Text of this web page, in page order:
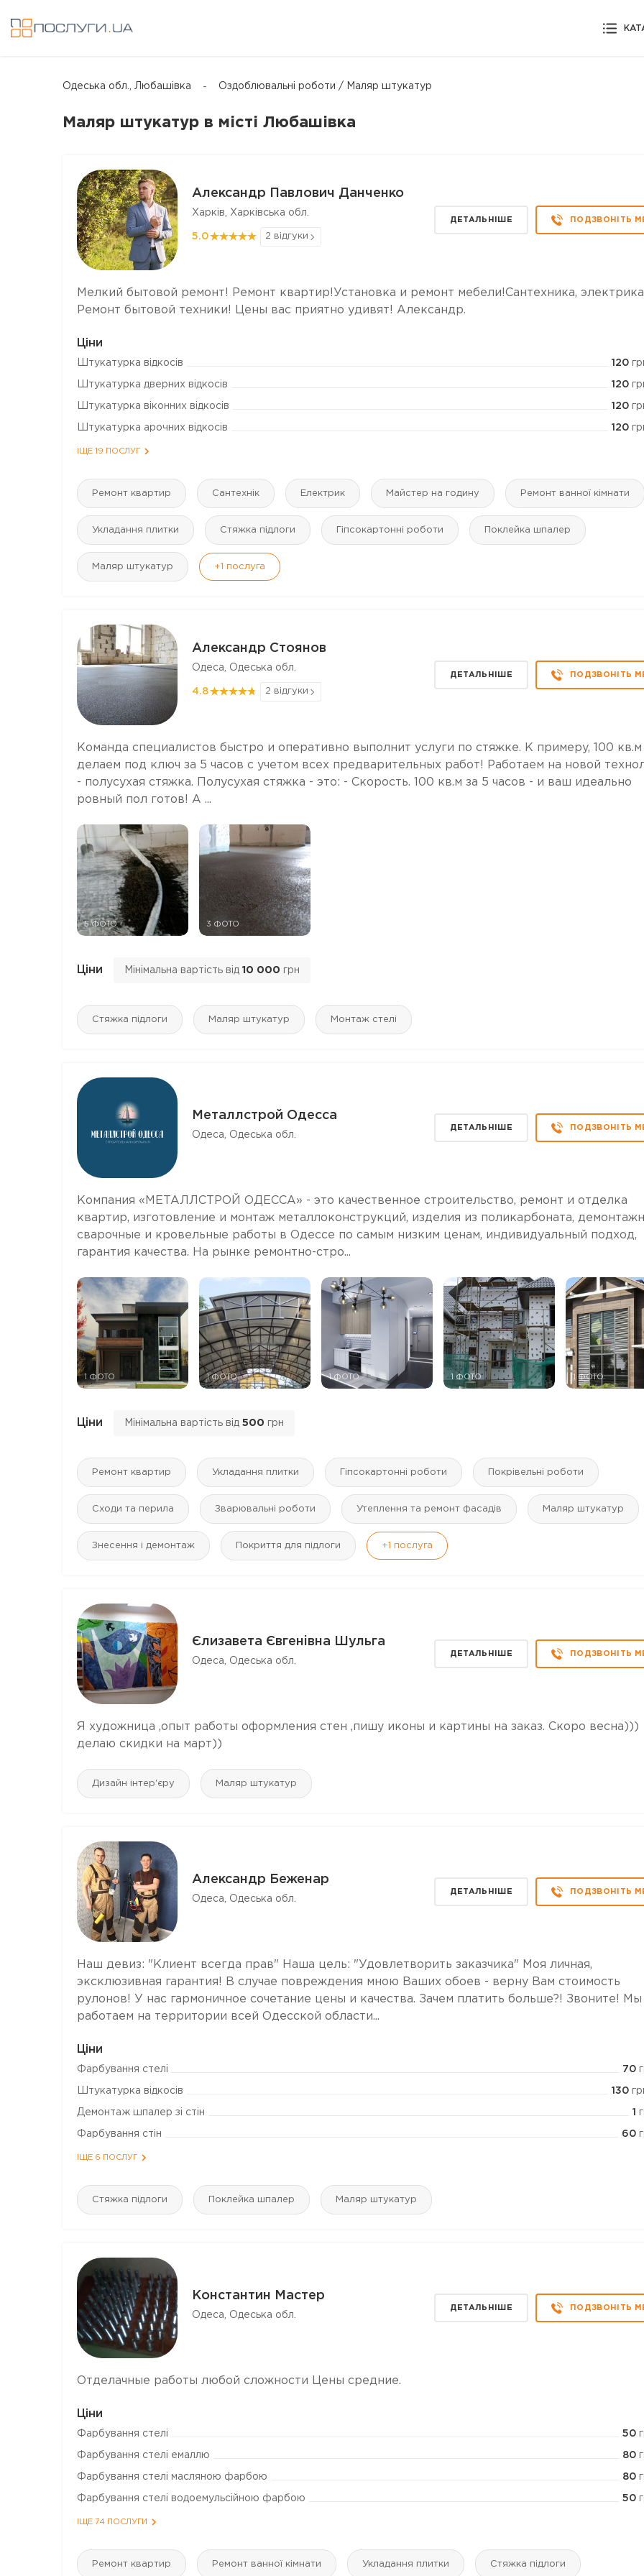
Одеська обл., Любашівка Оздоблювальні роботи / Маляр штукатур
Маляр штукатур в місті Любашівка
Александр Павлович Данченко
Харків, Харківська обл.
5.0 2 відгуки
ДЕТАЛЬНІШЕ ПОДЗВОНІТЬ
Мелкий бытовой ремонт! Ремонт квартир!Установка и ремонт мебели!Сантехника,
Ремонт бытовой техники! Цены вас приятно удивят! Александр.
Ціни
Штукатурка відкосів 120
Штукатурка дверних відкосів 120
Штукатурка віконних відкосів 120
Штукатурка арочних відкосів 120
ІЩЕ 19 ПОСЛУГ
Ремонт квартир Сантехнік Електрик Майстер на годину Ремонт ванної кімнати
Укладання плитки Стяжка підлоги Гіпсокартонні роботи Поклейка шпалер
Маляр штукатур +1 послуга
Александр Стоянов
Одеса, Одеська обл.
4.8 2 відгуки
ДЕТАЛЬНІШЕ ПОДЗВОНІТЬ
Команда специалистов быстро и оперативно выполнит услуги по стяжке. К примеру, 100
делаем под ключ за 5 часов с учетом всех предварительных работ! Работаем на новой
- полусухая стяжка. Полусухая стяжка - это: - Скорость. 100 кв.м за 5 часов - и ваш идеально
ровный пол готов! А ...
5 ФОТО 3 ФОТО
Ціни Мінімальна вартість від 10 000 грн
Стяжка підлоги Маляр штукатур Монтаж стелі
Металлстрой Одесса
Одеса, Одеська обл.
ДЕТАЛЬНІШЕ ПОДЗВОНІТЬ
Компания «МЕТАЛЛСТРОЙ ОДЕССА» - это качественное строительство, ремонт и отделка
квартир, изготовление и монтаж металлоконструкций, изделия из поликарбоната,
сварочные и кровельные работы в Одессе по самым низким ценам, индивидуальный подход,
гарантия качества. На рынке ремонтно-стро...
1 ФОТО 1 ФОТО 1 ФОТО 1 ФОТО 1 ФОТО
Ціни Мінімальна вартість від 500 грн
Ремонт квартир Укладання плитки Гіпсокартонні роботи Покрівельні роботи
Сходи та перила Зварювальні роботи Утеплення та ремонт фасадів Маляр штукатур
Знесення і демонтаж Покриття для підлоги +1 послуга
Єлизавета Євгенiвна Шульга
Одеса, Одеська обл.
ДЕТАЛЬНІШЕ ПОДЗВОНІТЬ
Я художница ,опыт работы оформления стен ,пишу иконы и картины на заказ. Скоро весна)))
делаю скидки на март))
Дизайн інтер'єру Маляр штукатур
Александр Беженар
Одеса, Одеська обл.
ДЕТАЛЬНІШЕ ПОДЗВОНІТЬ
Наш девиз: "Клиент всегда прав" Наша цель: "Удовлетворить заказчика" Моя личная,
эксклюзивная гарантия! В случае повреждения мною Ваших обоев - верну Вам стоимость
рулонов! У нас гармоничное сочетание цены и качества. Зачем платить больше?! Звоните! Мы
работаем на территории всей Одесской области...
Ціни
Фарбування стелі 70
Штукатурка відкосів 130
Демонтаж шпалер зі стін 1
Фарбування стін 60
ІЩЕ 6 ПОСЛУГ
Стяжка підлоги Поклейка шпалер Маляр штукатур
Константин Мастер
Одеса, Одеська обл.
ДЕТАЛЬНІШЕ ПОДЗВОНІТЬ
Отделачные работы любой сложности Цены средние.
Ціни
Фарбування стелі 50
Фарбування стелі емаллю 80
Фарбування стелі масляною фарбою 80
Фарбування стелі водоемульсійною фарбою 50
ІЩЕ 74 ПОСЛУГИ
Ремонт квартир Ремонт ванної кімнати Укладання плитки Стяжка підлоги